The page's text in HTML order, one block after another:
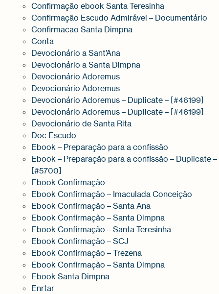
Confirmação ebook Santa Teresinha
Confirmação Escudo Admirável – Documentário
Confirmacao Santa Dimpna
Conta
Devocionário a Sant’Ana
Devocionário a Santa Dimpna
Devocionário Adoremus
Devocionário Adoremus
Devocionário Adoremus – Duplicate – [#46199]
Devocionário Adoremus – Duplicate – [#46199]
Devocionário de Santa Rita
Doc Escudo
Ebook – Preparação para a confissão
Ebook – Preparação para a confissão – Duplicate –
[#5700]
Ebook Confirmação
Ebook Confirmação – Imaculada Conceição
Ebook Confirmação – Santa Ana
Ebook Confirmação – Santa Dimpna
Ebook Confirmação – Santa Teresinha
Ebook Confirmação – SCJ
Ebook Confirmação – Trezena
Ebook Confirmação – Santa Dimpna
Ebook Santa Dimpna
Enrtar